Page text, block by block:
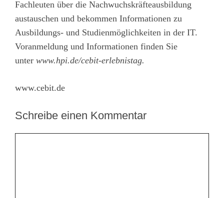
Fachleuten über die Nachwuchskräfteausbildung
austauschen und bekommen Informationen zu
Ausbildungs- und Studienmöglichkeiten in der IT.
Voranmeldung und Informationen finden Sie
unter www.hpi.de/cebit-erlebnistag.
www.cebit.de
Schreibe einen Kommentar